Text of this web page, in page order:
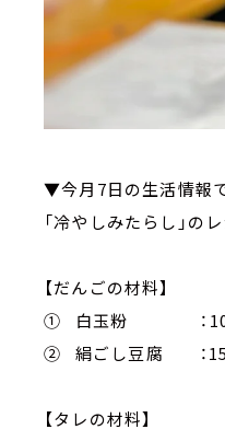
▼今月7日の生活情報
「冷やしみたらし」のレ
【だんごの材料】
① 白玉粉 ：
② 絹ごし豆腐 ：
【タレの材料】